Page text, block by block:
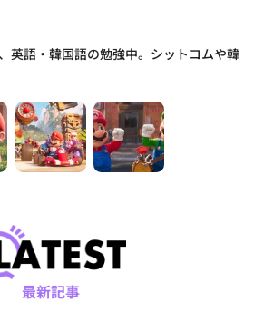
英語・韓国語の勉強中。シットコムや韓
最新記事